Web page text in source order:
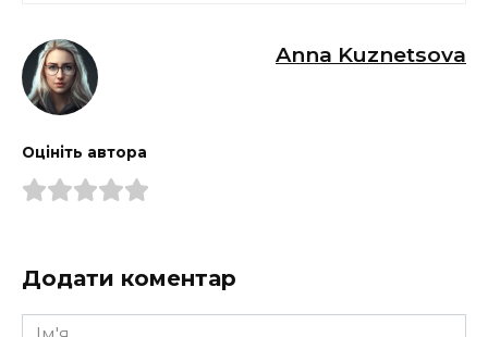
Anna Kuznetsova
Оцініть автора
Додати коментар
Ім'я